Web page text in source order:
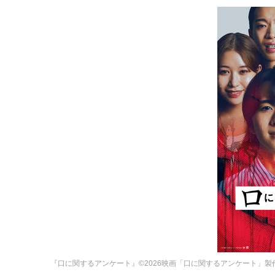
『口に関するアンケート』©2026映画「口に関するアンケート」製